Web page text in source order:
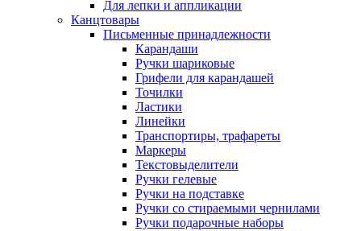
Для лепки и аппликации
Канцтовары
Письменные принадлежности
Карандаши
Ручки шариковые
Грифели для карандашей
Точилки
Ластики
Линейки
Транспортиры, трафареты
Маркеры
Текстовыделители
Ручки гелевые
Ручки на подставке
Ручки со стираемыми чернилами
Ручки подарочные наборы